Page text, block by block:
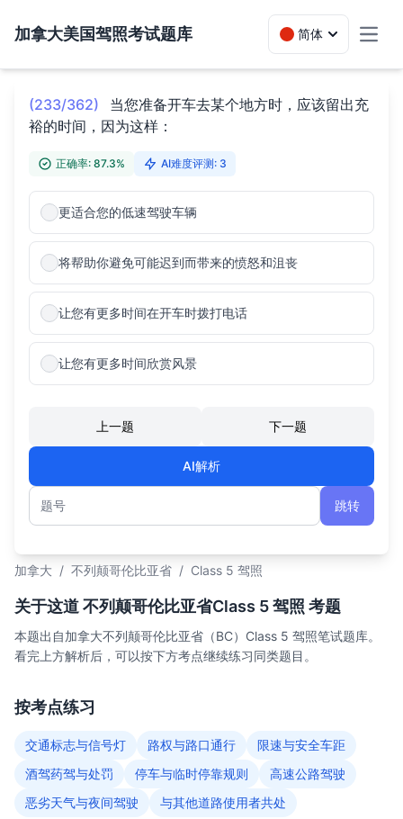
加拿大美国驾照考试题库 简体
(233/362)
当您准备开车去某个地方时，应该留出充
裕的时间，因为这样：
正确率: 87.3% AI难度评测: 3
更适合您的低速驾驶车辆
将帮助你避免可能迟到而带来的愤怒和沮丧
让您有更多时间在开车时拨打电话
让您有更多时间欣赏风景
上一题 下一题
AI解析
题号
跳转
加拿大 / 不列颠哥伦比亚省 / Class 5 驾照
关于这道 不列颠哥伦比亚省Class 5 驾照 考题
本题出自加拿大不列颠哥伦比亚省（BC）Class 5 驾照笔试题库。
看完上方解析后，可以按下方考点继续练习同类题目。
按考点练习
交通标志与信号灯 路权与路口通行
限速与安全车距
酒驾药驾与处罚
停车与临时停靠规则
高速公路驾驶
恶劣天气与夜间驾驶
与其他道路使用者共处